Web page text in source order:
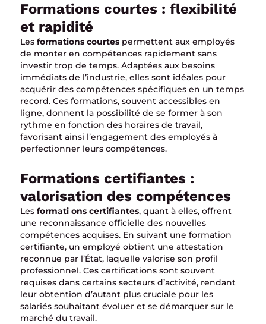
Formations courtes : flexibilité
et rapidité
Les formations courtes permettent aux employés
de monter en compétences rapidement sans
investir trop de temps. Adaptées aux besoins
immédiats de l’industrie, elles sont idéales pour
acquérir des compétences spécifiques en un temps
record. Ces formations, souvent accessibles en
ligne, donnent la possibilité de se former à son
rythme en fonction des horaires de travail,
favorisant ainsi l’engagement des employés à
perfectionner leurs compétences.
Formations certifiantes :
valorisation des compétences
Les formati ons certifiantes, quant à elles, offrent
une reconnaissance officielle des nouvelles
compétences acquises. En suivant une formation
certifiante, un employé obtient une attestation
reconnue par l’État, laquelle valorise son profil
professionnel. Ces certifications sont souvent
requises dans certains secteurs d’activité, rendant
leur obtention d’autant plus cruciale pour les
salariés souhaitant évoluer et se démarquer sur le
marché du travail.